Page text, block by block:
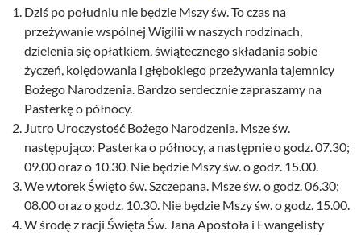
Dziś po południu nie będzie Mszy św. To czas na
przeżywanie wspólnej Wigilii w naszych rodzinach,
dzielenia się opłatkiem, świątecznego składania sobie
życzeń, kolędowania i głębokiego przeżywania tajemnicy
Bożego Narodzenia. Bardzo serdecznie zapraszamy na
Pasterkę o północy.
Jutro Uroczystość Bożego Narodzenia. Msze św.
następująco: Pasterka o północy, a następnie o godz. 07.30;
09.00 oraz o 10.30. Nie będzie Mszy św. o godz. 15.00.
We wtorek Święto św. Szczepana. Msze św. o godz. 06.30;
08.00 oraz o godz. 10.30. Nie będzie Mszy św. o godz. 15.00.
W środę z racji Święta Św. Jana Apostoła i Ewangelisty